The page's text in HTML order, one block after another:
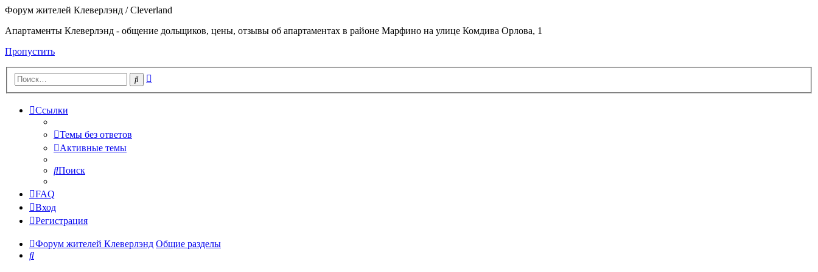
Форум жителей Клеверлэнд / Cleverland
Апартаменты Клеверлэнд - общение дольщиков, цены, отзывы об апартаментах в районе Марфино на улице Комдива Орлова, 1
Пропустить
Поиск
Ссылки
Темы без ответов
Активные темы
Поиск
FAQ
Вход
Регистрация
Форум жителей Клеверлэнд Общие разделы
Поиск